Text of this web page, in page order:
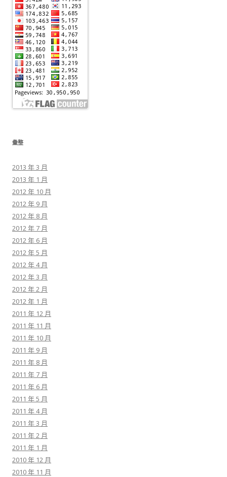
彙整
2013 年 3 月
2013 年 1 月
2012 年 10 月
2012 年 9 月
2012 年 8 月
2012 年 7 月
2012 年 6 月
2012 年 5 月
2012 年 4 月
2012 年 3 月
2012 年 2 月
2012 年 1 月
2011 年 12 月
2011 年 11 月
2011 年 10 月
2011 年 9 月
2011 年 8 月
2011 年 7 月
2011 年 6 月
2011 年 5 月
2011 年 4 月
2011 年 3 月
2011 年 2 月
2011 年 1 月
2010 年 12 月
2010 年 11 月